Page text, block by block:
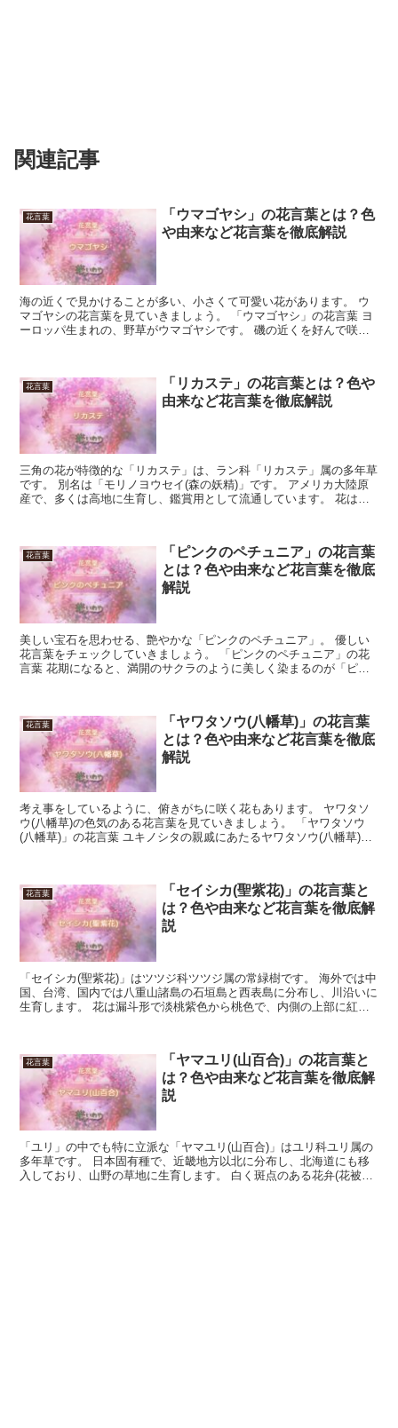
関連記事
花言葉
「ウマゴヤシ」の花言葉とは？色
や由来など花言葉を徹底解説
海の近くで見かけることが多い、小さくて可愛い花があります。 ウ
マゴヤシの花言葉を見ていきましょう。 「ウマゴヤシ」の花言葉 ヨ
ーロッパ生まれの、野草がウマゴヤシです。 磯の近くを好んで咲く
花言葉
「リカステ」の花言葉とは？色や
由来など花言葉を徹底解説
三角の花が特徴的な「リカステ」は、ラン科「リカステ」属の多年草
です。 別名は「モリノヨウセイ(森の妖精)」です。 アメリカ大陸原
産で、多くは高地に生育し、鑑賞用として流通しています。 花は
花言葉
「ピンクのペチュニア」の花言葉
とは？色や由来など花言葉を徹底
解説
美しい宝石を思わせる、艶やかな「ピンクのペチュニア」。 優しい
花言葉をチェックしていきましょう。 「ピンクのペチュニア」の花
言葉 花期になると、満開のサクラのように美しく染まるのが「ピン
花言葉
「ヤワタソウ(八幡草)」の花言葉
とは？色や由来など花言葉を徹底
解説
考え事をしているように、俯きがちに咲く花もあります。 ヤワタソ
ウ(八幡草)の色気のある花言葉を見ていきましょう。 「ヤワタソウ
(八幡草)」の花言葉 ユキノシタの親戚にあたるヤワタソウ(八幡草)。
花言葉
「セイシカ(聖紫花)」の花言葉と
は？色や由来など花言葉を徹底解
説
「セイシカ(聖紫花)」はツツジ科ツツジ属の常緑樹です。 海外では中
国、台湾、国内では八重山諸島の石垣島と西表島に分布し、川沿いに
生育します。 花は漏斗形で淡桃紫色から桃色で、内側の上部に紅紫
花言葉
「ヤマユリ(山百合)」の花言葉と
は？色や由来など花言葉を徹底解
説
「ユリ」の中でも特に立派な「ヤマユリ(山百合)」はユリ科ユリ属の
多年草です。 日本固有種で、近畿地方以北に分布し、北海道にも移
入しており、山野の草地に生育します。 白く斑点のある花弁(花被片)